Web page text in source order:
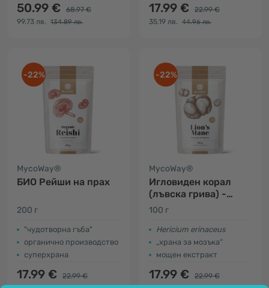
50.99 €
68.97 €
99.73 лв.
134.89 лв.
17.99 €
22.99 €
35.19 лв.
44.96 лв.
-22%
MycoWay®
БИО Рейши на прах
200 г
"чудотворна гъба"
органично производство
суперхрана
17.99 €
22.99 €
-22%
MycoWay®
Игловиден корал
(лъвска грива) -
екстракт 12:1
100 г
Hericium erinaceus
„храна за мозъка“
мощен екстракт
17.99 €
22.99 €